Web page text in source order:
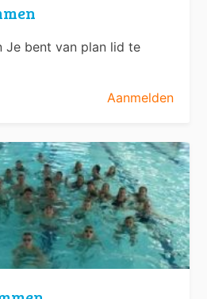
Je bent van plan lid te
Aanmelden